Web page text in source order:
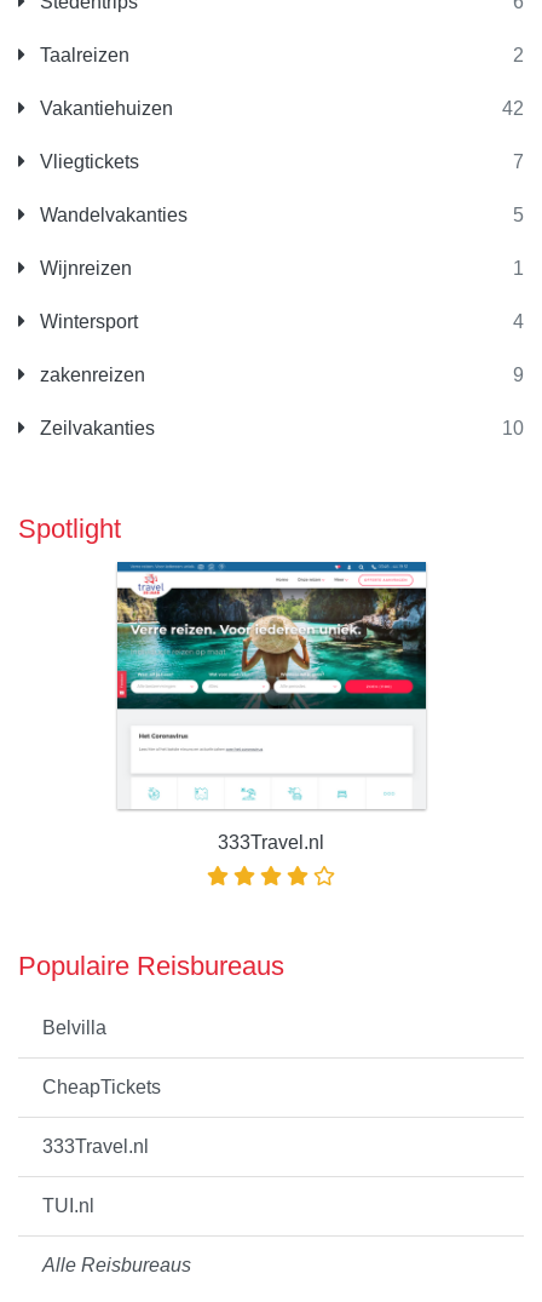
Taalreizen 2
Vakantiehuizen 42
Vliegtickets 7
Wandelvakanties 5
Wijnreizen 1
Wintersport 4
zakenreizen 9
Zeilvakanties 10
Spotlight
333Travel.nl
Populaire Reisbureaus
Belvilla
CheapTickets
333Travel.nl
TUI.nl
Alle Reisbureaus